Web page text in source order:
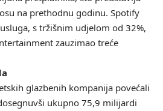
na prethodnu godinu. Spotify
s tržišnim udjelom od 32%,
zauzimao treće
glazbenih kompanija povećali
ukupno 75,9 milijardi